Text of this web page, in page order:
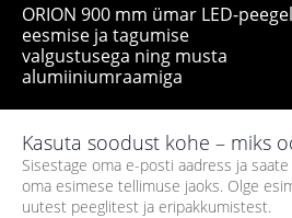
ORION 900 mm ümar LED-peegel
eesmise ja tagumise
valgustusega ning musta
alumiiniumraamiga
Kasuta soodust kohe – miks
Sisestage oma e-posti aadress ja
oma esimese tellimuse jaoks. Olge
uutest peeglitest ja eripakkumistest.